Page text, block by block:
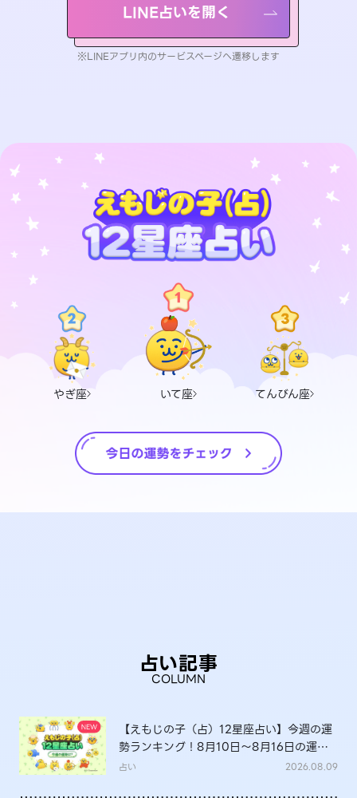
LINE占いを開く
※LINEアプリ内のサービスページへ遷移します
やぎ座 いて座 てんびん座
占い記事
COLUMN
【えもじの子（占）12星座占い】今週の運
勢ランキング！8月10日～8月16日の運勢
は？
占い 2026.08.09